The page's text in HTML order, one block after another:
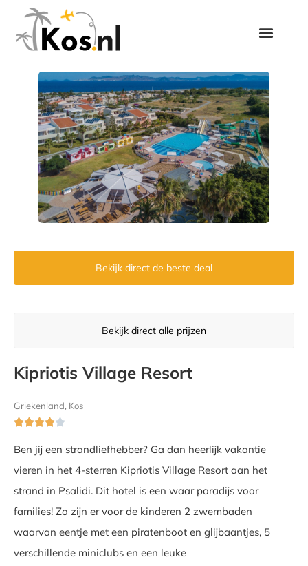
Bekijk direct de beste deal
Bekijk direct alle prijzen
Kipriotis Village Resort
Griekenland, Kos

Ben jij een strandliefhebber? Ga dan heerlijk vakantie
vieren in het 4-sterren Kipriotis Village Resort aan het
strand in Psalidi. Dit hotel is een waar paradijs voor
families! Zo zijn er voor de kinderen 2 zwembaden
waarvan eentje met een piratenboot en glijbaantjes, 5
verschillende miniclubs en een leuke